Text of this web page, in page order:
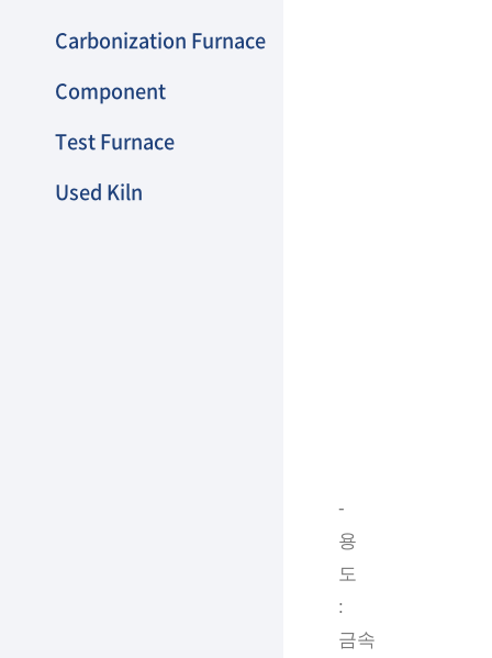
Carbonization Furnace
Component
Test Furnace
Used Kiln
-
용
도
:
금속